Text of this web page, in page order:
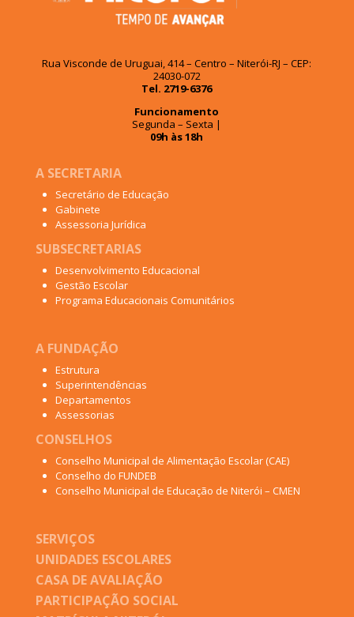
Rua Visconde de Uruguai, 414 – Centro – Niterói-RJ – CEP:
24030-072
Tel. 2719-6376
Funcionamento
Segunda – Sexta |
09h às 18h
A SECRETARIA
Secretário de Educação
Gabinete
Assessoria Jurídica
SUBSECRETARIAS
Desenvolvimento Educacional
Gestão Escolar
Programa Educacionais Comunitários
A FUNDAÇÃO
Estrutura
Superintendências
Departamentos
Assessorias
CONSELHOS
Conselho Municipal de Alimentação Escolar (CAE)
Conselho do FUNDEB
Conselho Municipal de Educação de Niterói – CMEN
SERVIÇOS
UNIDADES ESCOLARES
CASA DE AVALIAÇÃO
PARTICIPAÇÃO SOCIAL